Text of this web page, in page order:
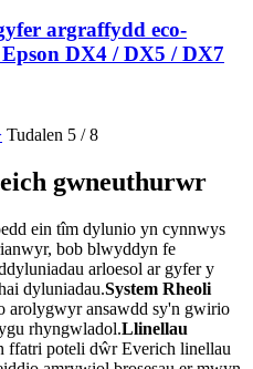
argraffydd eco-
DX4 / DX5 / DX7
Tudalen 5 / 8
gwneuthurwr
ein tîm dylunio yn cynnwys
bob blwyddyn fe
arloesol ar gyfer y
dyluniadau.System Rheoli
arolygwyr ansawdd sy'n gwirio
rhyngwladol.Llinellau
ffatri poteli dŵr Everich linellau